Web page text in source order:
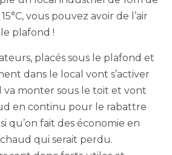
vous pouvez avoir de l’air
plafond !
placés sous le plafond et
dans le local vont s’activer
va monter sous le toit et vont
en continu pour le rabattre
qu’on fait des économie en
qui serait perdu.